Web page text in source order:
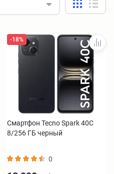
-18%
Смартфон Tecno Spark 40C
8/256 ГБ черный
0